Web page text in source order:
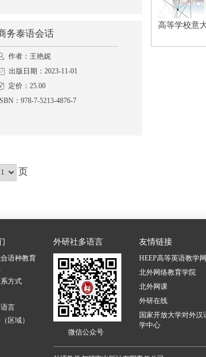
高等学校意
务泰语会话
作者：王艳妮
出版日期：2023-11-01
定价：25.00
：978-7-5213-4876-7
页
语种教育
方式
言
区域）
外研社多语言
微信公众号
友情链接
HEEP高等英语教学网
北外网络教育学院
北外网课
外研在线
国家开放大学对外汉
学中心